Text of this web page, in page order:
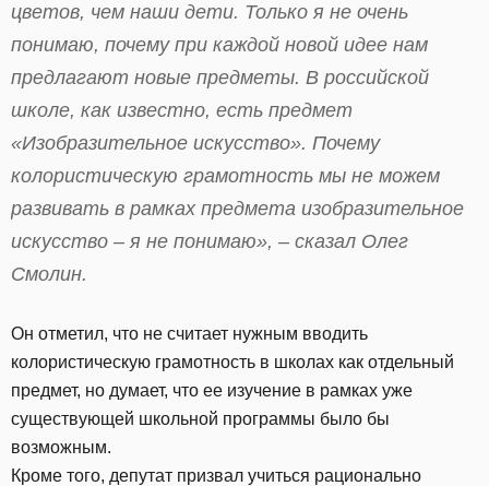
цветов, чем наши дети. Только я не очень
понимаю, почему при каждой новой идее нам
предлагают новые предметы. В российской
школе, как известно, есть предмет
«Изобразительное искусство». Почему
колористическую грамотность мы не можем
развивать в рамках предмета изобразительное
искусство – я не понимаю», – сказал Олег
Смолин.
Он отметил, что не считает нужным вводить
колористическую грамотность в школах как отдельный
предмет, но думает, что ее изучение в рамках уже
существующей школьной программы было бы
возможным.
Кроме того, депутат призвал учиться рационально